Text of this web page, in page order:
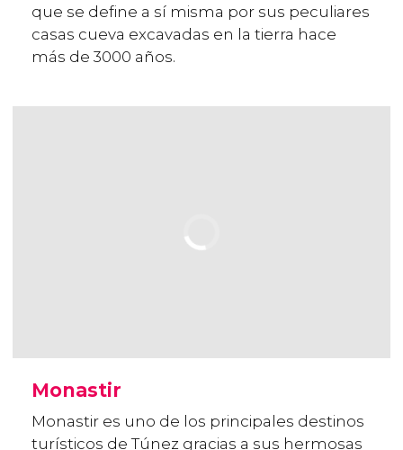
que se define a sí misma por sus peculiares
casas cueva excavadas en la tierra hace
más de 3000 años.
Monastir
Monastir es uno de los principales destinos
turísticos de Túnez gracias a sus hermosas